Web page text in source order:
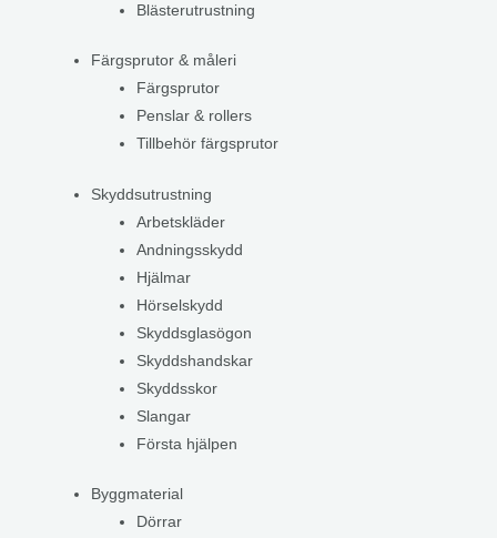
Blästerutrustning
Färgsprutor & måleri
Färgsprutor
Penslar & rollers
Tillbehör färgsprutor
Skyddsutrustning
Arbetskläder
Andningsskydd
Hjälmar
Hörselskydd
Skyddsglasögon
Skyddshandskar
Skyddsskor
Slangar
Första hjälpen
Byggmaterial
Dörrar